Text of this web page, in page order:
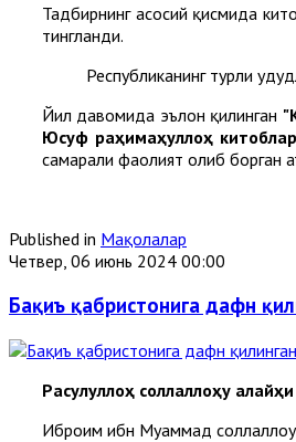
Тадбирнинг асосий қисмида
тингланди.
Республиканинг турли
Йил давомида эълон қилинган
Юсуф раҳимаҳуллоҳ
самарали фаолият олиб борган
Published in Мақолалар
Четвер, 06 июнь 2024 00:00
Бақиъ қабристонига дафн
Расулуллоҳ соллаллоҳу
Иброҳим ибн Муҳаммад